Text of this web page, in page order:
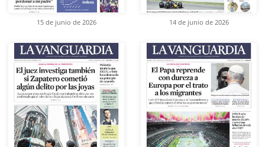
15 de junio de 2026 14 de junio de 2026